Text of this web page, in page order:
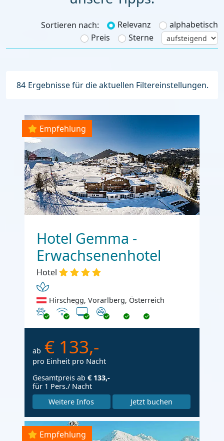
Sortieren nach: Relevanz
alphabetisch
Preis
Sterne
84 Ergebnisse für die aktuellen Filtereinstellungen.
Empfehlung
Hotel Gemma -
Erwachsenenhotel
Hotel
Hirschegg, Vorarlberg, Österreich
Haustiere erlaubt
Internet
TV Nichtraucher
ab € 133,-
pro Einheit pro Nacht
Gesamtpreis ab € 133,-
für 1 Pers./ Nacht
Weitere Infos
Jetzt buchen
Empfehlung